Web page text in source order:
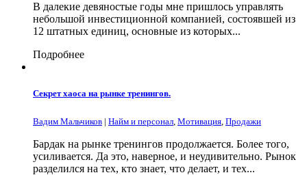
В далекие девяностые годы мне пришлось управлять
небольшой инвестиционной компанией, состоявшей из
12 штатных единиц, основные из которых...
Подробнее
Секрет хаоса на рынке тренингов.
Вадим Мальчиков | Найм и персонал Мотивация Продажи
Бардак на рынке тренингов продолжается. Более того,
усиливается. Да это, наверное, и неудивительно. Рынок
разделился на тех, кто знает, что делает, и тех...